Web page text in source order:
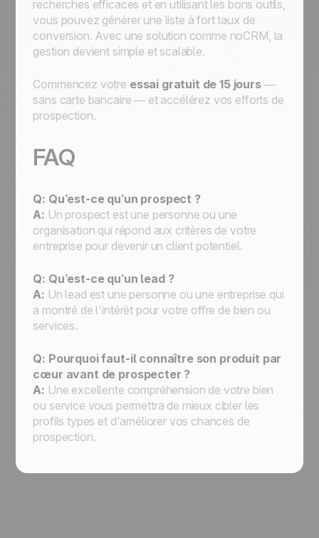
recherches efficaces et en utilisant les bons outils,
vous pouvez générer une liste à fort taux de
conversion. Avec une solution comme noCRM, la
gestion devient simple et scalable.
Commencez votre essai gratuit de 15 jours—
sans carte bancaire — et accélérez vos efforts de
prospection.
FAQ
Q: Qu’est-ce qu’un prospect ?
A: Un prospect est une personne ou une
organisation qui répond aux critères de votre
entreprise pour devenir un client potentiel.
Q: Qu’est-ce qu’un lead ?
A: Un lead est une personne ou une entreprise qui
a montré de l'intérêt pour votre offre de bien ou
services.
Q: Pourquoi faut-il connaître son produit par
cœur avant de prospecter ?
A: Une excellente compréhension de votre bien
ou service vous permettra de mieux cibler les
profils types et d'améliorer vos chances de
prospection.